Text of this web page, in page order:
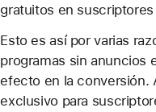
gratuitos en
Esto es así por varias
programas sin anuncios
efecto en la conversión.
exclusivo para